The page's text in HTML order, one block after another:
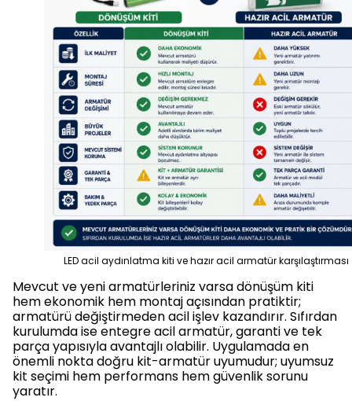
LED acil aydınlatma kiti ve hazır acil armatür karşılaştırması
Mevcut ve yeni armatürleriniz varsa dönüşüm kiti
hem ekonomik hem montaj açısından pratiktir;
armatürü değiştirmeden acil işlev kazandırır. Sıfırdan
kurulumda ise entegre acil armatür, garanti ve tek
parça yapısıyla avantajlı olabilir. Uygulamada en
önemli nokta doğru kit-armatür uyumudur; uyumsuz
kit seçimi hem performans hem güvenlik sorunu
yaratır.